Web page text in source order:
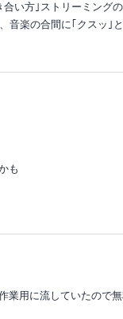
い方｣ストリーミングの
音楽の合間に｢クスッ｣
も
業用に流していたので